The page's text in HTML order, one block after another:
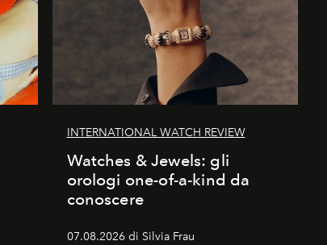
INTERNATIONAL WATCH REVIEW
Watches & Jewels: gli
orologi one-of-a-kind da
conoscere
07.08.2026 di Silvia Frau